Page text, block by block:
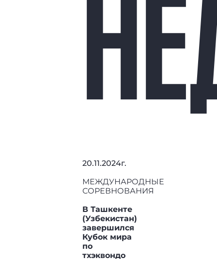
20.11.2024г.
МЕЖДУНАРОДНЫЕ
СОРЕВНОВАНИЯ
В Ташкенте
(Узбекистан)
завершился
Кубок мира
по
тхэквондо